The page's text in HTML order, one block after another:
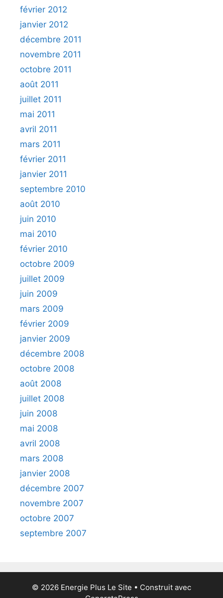
février 2012
janvier 2012
décembre 2011
novembre 2011
octobre 2011
août 2011
juillet 2011
mai 2011
avril 2011
mars 2011
février 2011
janvier 2011
septembre 2010
août 2010
juin 2010
mai 2010
février 2010
octobre 2009
juillet 2009
juin 2009
mars 2009
février 2009
janvier 2009
décembre 2008
octobre 2008
août 2008
juillet 2008
juin 2008
mai 2008
avril 2008
mars 2008
janvier 2008
décembre 2007
novembre 2007
octobre 2007
septembre 2007
© 2026 Energie Plus Le Site • Construit avec